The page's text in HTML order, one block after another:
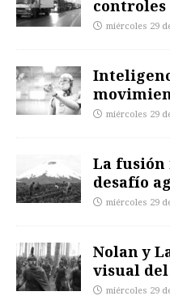
controles
miércoles 29
miércoles 29
La
desafío
miércoles 29
Nolan y
visual
miércoles 29